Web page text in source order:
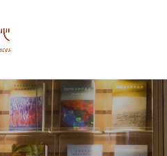
會科學研究